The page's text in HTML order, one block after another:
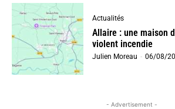
Actualités
Allaire : une maison
violent incendie
Julien Moreau - 06/08/
- Advertisement -